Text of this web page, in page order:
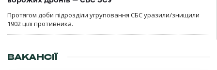
Протягом доби підрозділи угруповання СБС уразили/знищили
1902 цілі противника.
ВАКАНСІЇ